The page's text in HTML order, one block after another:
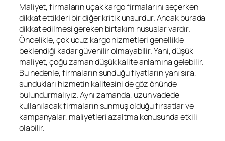
Maliyet, firmaların uçak kargo firmalarını seçerken
dikkat ettikleri bir diğer kritik unsurdur. Ancak burada
dikkat edilmesi gereken birtakım hususlar vardır.
Öncelikle, çok ucuz kargo hizmetleri genellikle
beklendiği kadar güvenilir olmayabilir. Yani, düşük
maliyet, çoğu zaman düşük kalite anlamına gelebilir.
Bu nedenle, firmaların sunduğu fiyatların yanı sıra,
sundukları hizmetin kalitesini de göz önünde
bulundurmalıyız. Aynı zamanda, uzun vadede
kullanılacak firmaların sunmuş olduğu fırsatlar ve
kampanyalar, maliyetleri azaltma konusunda etkili
olabilir.